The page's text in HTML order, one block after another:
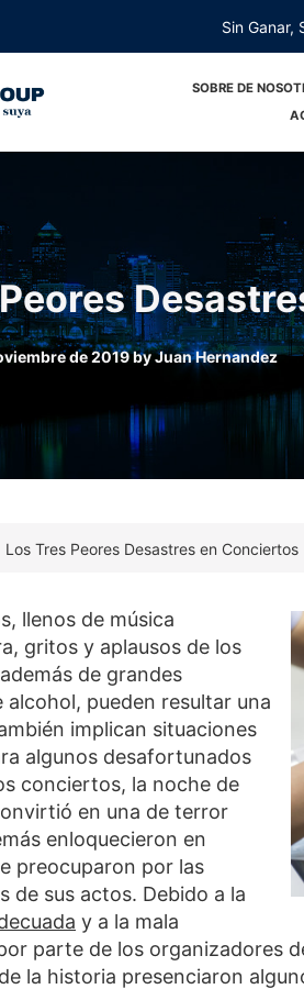
Sin Ganar,
SOBRE DE
de 2019byJuan Hernandez
Los Tres Peores Desastres en Conciertos
llenos de música
gritos y aplausos de los
de grandes
alcohol, pueden resultar una
implican situaciones
algunos desafortunados
conciertos, la noche de
en una de terror
enloquecieron en
preocuparon por las
de sus actos. Debido a la
y a la mala
parte de los organizadores
la historia presenciaron